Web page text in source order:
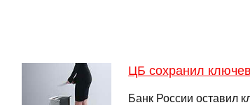
ЦБ сохранил
Банк России оставил